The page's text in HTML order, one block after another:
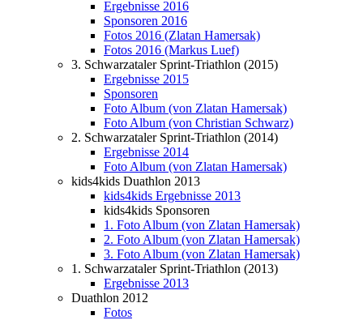
Ergebnisse 2016
Sponsoren 2016
Fotos 2016 (Zlatan Hamersak)
Fotos 2016 (Markus Luef)
3. Schwarzataler Sprint-Triathlon (2015)
Ergebnisse 2015
Sponsoren
Foto Album (von Zlatan Hamersak)
Foto Album (von Christian Schwarz)
2. Schwarzataler Sprint-Triathlon (2014)
Ergebnisse 2014
Foto Album (von Zlatan Hamersak)
kids4kids Duathlon 2013
kids4kids Ergebnisse 2013
kids4kids Sponsoren
1. Foto Album (von Zlatan Hamersak)
2. Foto Album (von Zlatan Hamersak)
3. Foto Album (von Zlatan Hamersak)
1. Schwarzataler Sprint-Triathlon (2013)
Ergebnisse 2013
Duathlon 2012
Fotos